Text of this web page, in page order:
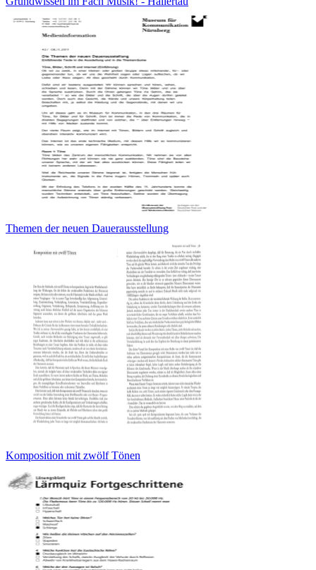
Themen der neuen Dauerausstellung
Komposition mit zwölf Tönen